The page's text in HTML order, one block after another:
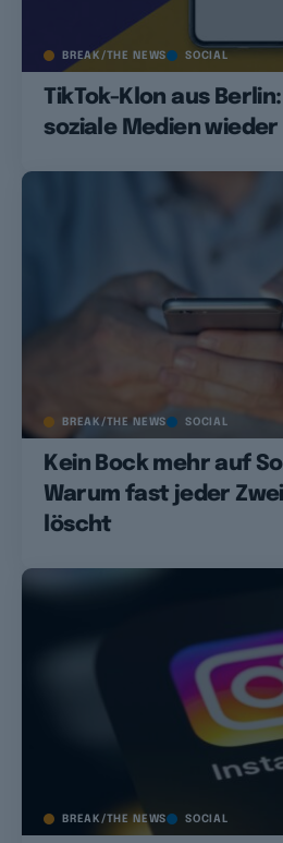
BREAK/THE NEWS SOCIAL
TikTok-Klon aus Berlin:
soziale Medien
BREAK/THE NEWS SOCIAL
Kein Bock mehr auf
Warum fast jeder
löscht
BREAK/THE NEWS SOCIAL